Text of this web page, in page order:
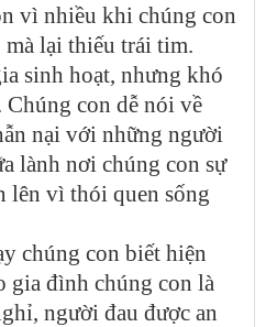
vì nhiều khi chúng con
mà lại thiếu trái tim.
sinh hoạt, nhưng khó
con dễ nói về
nại với những người
lành nơi chúng con sự
lên vì thói quen sống
chúng con biết hiện
gia đình chúng con là
người đau được an